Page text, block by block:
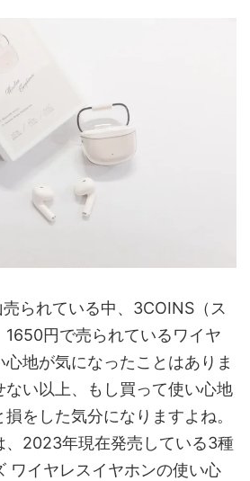
られている中、3COINS（ス
1650円で売られているワイヤ
地が気になったことはありま
い以上、もし買って使い心地
をした気分になりますよね。
、2023年現在発売している3種
ワイヤレスイヤホンの使い心